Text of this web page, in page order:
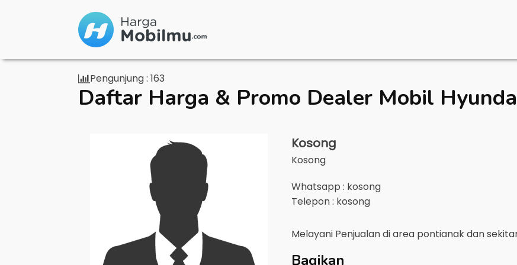
Pengunjung : 163
Daftar Harga & Promo Dealer Mobil
Kosong
Kosong
Whatsapp : kosong
Telepon : kosong
Melayani Penjualan di area pontianakdan
Bagikan